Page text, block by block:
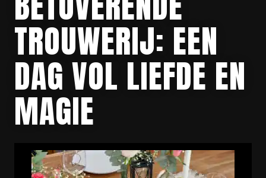
TROUWERIJ: EEN
DAG VOL LIEFDE EN
MAGIE